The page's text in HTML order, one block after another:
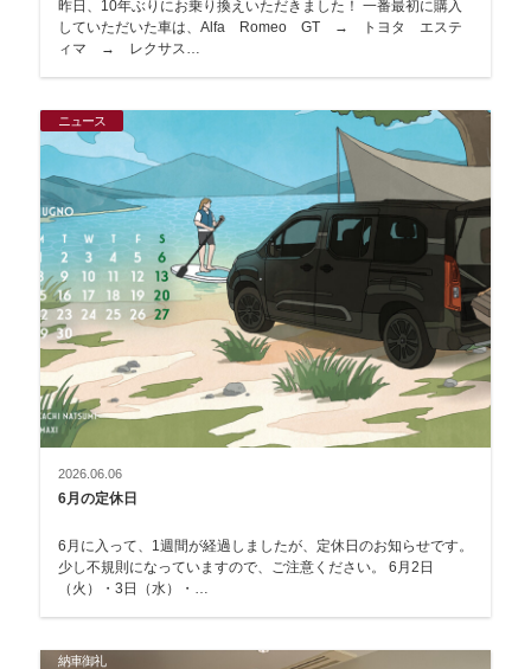
昨日、10年ぶりにお乗り換えいただきました！ 一番最初に購入
していただいた車は、Alfa Romeo GT → トヨタ エステ
ィマ → レクサス…
ニュース
2026.06.06
6月の定休日
6月に入って、1週間が経過しましたが、定休日のお知らせです。
少し不規則になっていますので、ご注意ください。 6月2日
（火）・3日（水）・…
納車御礼